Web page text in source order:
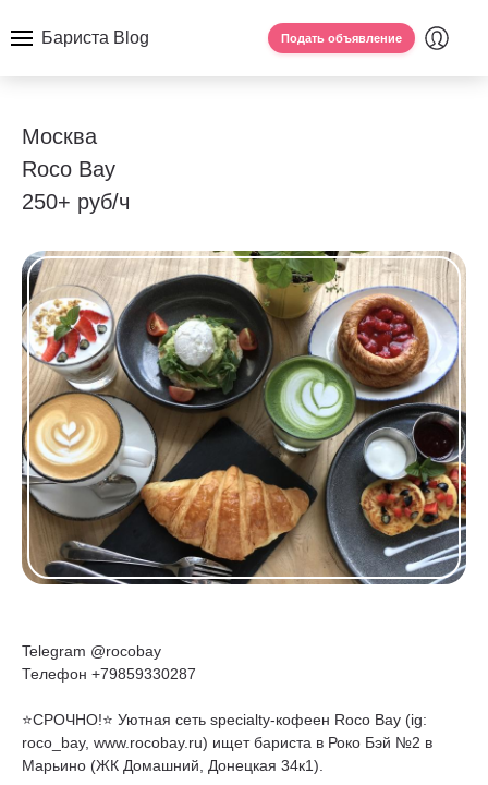
Бариста Blog Подать объявление
Москва
Roco Bay
250+ руб/ч
Telegram @rocobay
Телефон +79859330287
⭐️СРОЧНО!⭐️ Уютная сеть specialty-кофеен Roco Bay (ig:
roco_bay, www.rocobay.ru) ищет бариста в Роко Бэй №2 в
Марьино (ЖК Домашний, Донецкая 34к1).